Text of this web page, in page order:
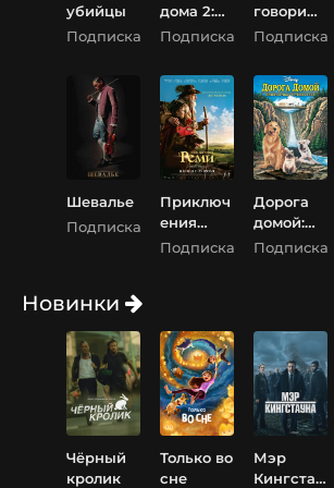
убийцы
Подписка
дома 2:
Затерянн
Нью-
Йорке
Подписка
говори
никому
Подписка
Шевалье
Подписка
Приключ
ения
Реми
Подписка
Дорога
домой:
Невероят
Подписка
Новинки
Чёрный
кролик
Только во
сне
Мэр
Кингстау